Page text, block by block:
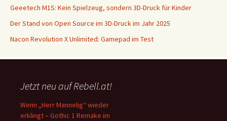
Geeetech M1S: Kein Spielzeug, sondern 3D-Druck für Kinder
Der Stand von Open Source im 3D-Druck im Jahr 2025
Nacon Revolution X Unlimited: Gamepad im Test
Jetzt neu auf Rebell.at!
Wenn „Herr Mannelig“ wieder
erklingt – Gothic 1 Remake im